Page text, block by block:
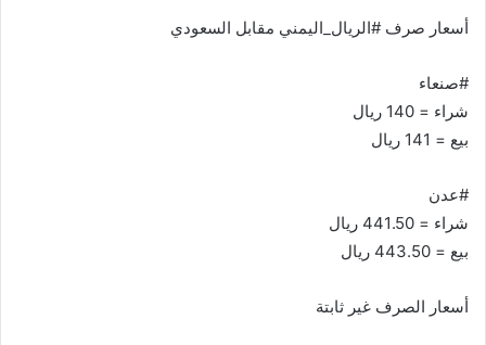
أسعار صرف #الريال_اليمني مقابل السعودي
#صنعاء
شراء = 140 ريال
بيع = 141 ريال
#عدن
شراء = 441.50 ريال
بيع = 443.50 ريال
أسعار الصرف غير ثابتة